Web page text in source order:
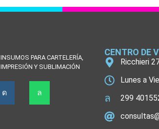
INSUMOS PARA CARTELERÍA,
IMPRESIÓN Y SUBLIMACIÓN
CENTRO DE
Ricchieri
Lunes a
299